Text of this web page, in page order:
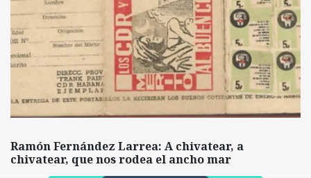
Ramón Fernández Larrea: A chivatear, a
chivatear, que nos rodea el ancho mar